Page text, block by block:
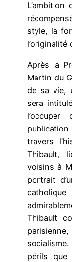
style, la
l’originalité
Après la
Martin du
de sa vie,
sera intitulé
publication
travers
Thibault,
voisins à
portrait
Thibault
socialisme.
périls que